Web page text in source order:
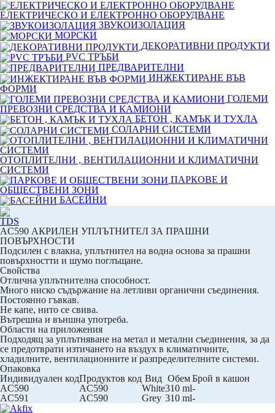
ЕЛЕКТРИЧЕСКО И ЕЛЕКТРОННО ОБОРУДВАНЕ
ЗВУКОИЗОЛАЦИЯ
МОРСКИ
ДЕКОРАТИВНИ ПРОДУКТИ
PVC ТРЪБИ
ПРЕДВАРИТЕЛНИ
ИНЖЕКТИРАНЕ ВЪВ
ФОРМИ
ГОЛЕМИ
ПРЕВОЗНИ СРЕДСТВА И КАМИОНИ
БЕТОН , КАМЪК И ТУХЛА
СОЛАРНИ СИСТЕМИ
ОТОПЛИТЕЛНИ , ВЕНТИЛАЦИОННИ И КЛИМАТИЧНИ
СИСТЕМИ
ПАРКОВЕ И
ОБЩЕСТВЕНИ ЗОНИ
БАСЕЙНИ
TDS
AC590 АКРИЛЕН УПЛЪТНИТЕЛ ЗА ПРАШНИ
ПОВЪРХНОСТИ
Подсилен с влакна, уплътнител на водна основа за прашни
повърхностти и шумо поглъщане.
Свойства
Отлична уплътнителна способност.
Много ниско съдържание на летливи органични съединения.
Постоянно гъвкав.
Не капе, нито се свива.
Вътрешна и външна употреба.
Области на приложения
Подходящ за уплътняване на метал и метални съединения, за да
се предотврати изтичането на въздух в климатичните,
хладилните, вентилационните и разпределителните системи.
Опаковка
Индивидуален кодПродуктов код Вид Обем Брой в кашон
AC590
AC590 White310 ml-
AC591
AC590 Grey 310 ml-